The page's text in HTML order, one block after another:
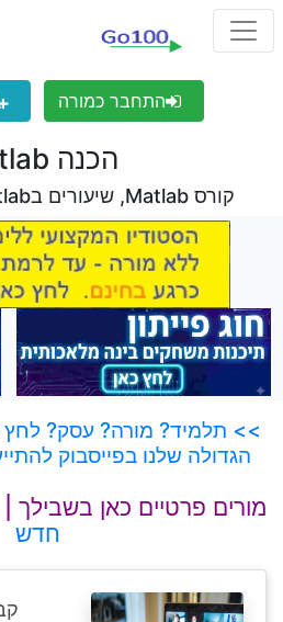
התחבר כמורה
הכנה Matlab
קורס Matlab, שיעורים בMatlab, לימוד Matlab
>> תלמיד? מורה? עסק? לחץ
הגדולה שלנו בפייסבוק
מורים פרטיים כאן בשבילך |
חדש